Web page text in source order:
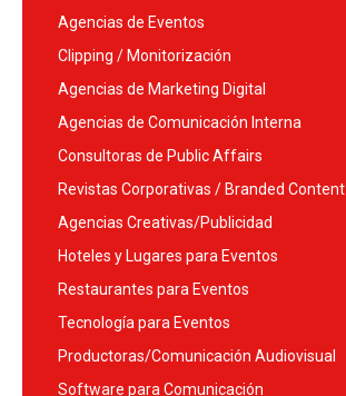
Agencias de Eventos
Clipping / Monitorización
Agencias de Marketing Digital
Agencias de Comunicación Interna
Consultoras de Public Affairs
Revistas Corporativas / Branded Content
Agencias Creativas/Publicidad
Hoteles y Lugares para Eventos
Restaurantes para Eventos
Tecnología para Eventos
Productoras/Comunicación Audiovisual
Software para Comunicación